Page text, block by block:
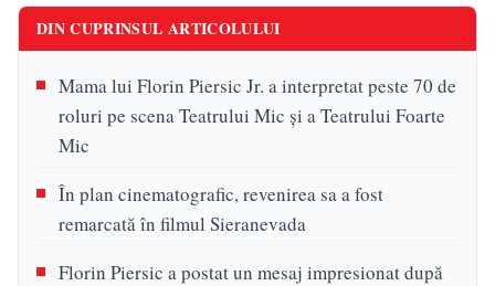
DIN CUPRINSUL ARTICOLULUI
Mama lui Florin Piersic Jr. a interpretat peste 70 de
roluri pe scena Teatrului Mic și a Teatrului Foarte
Mic
În plan cinematografic, revenirea sa a fost
remarcată în filmul Sieranevada
Florin Piersic a postat un mesaj impresionat după